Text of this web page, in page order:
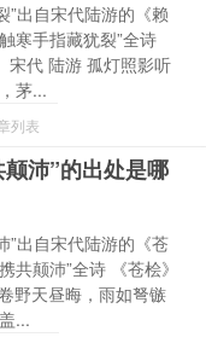
”出自宋代陆游的《赖
寒手指藏犹裂”全诗
宋代 陆游 孤灯照影听
茅...
列表
沛”的出处是哪
”出自宋代陆游的《苍
共颠沛”全诗 《苍桧》
野天昼晦，雨如弩镞
...